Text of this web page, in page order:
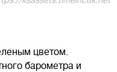
цветом.
барометра и